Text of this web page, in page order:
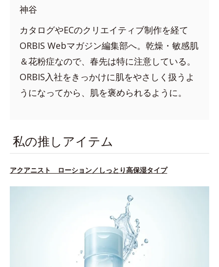
神谷
カタログやECのクリエイティブ制作を経て
ORBIS Webマガジン編集部へ。乾燥・敏感肌
＆花粉症なので、春先は特に注意している。
ORBIS入社をきっかけに肌をやさしく扱うよ
うになってから、肌を褒められるように。
私の推しアイテム
アクアニスト ローション／しっとり高保湿タイプ